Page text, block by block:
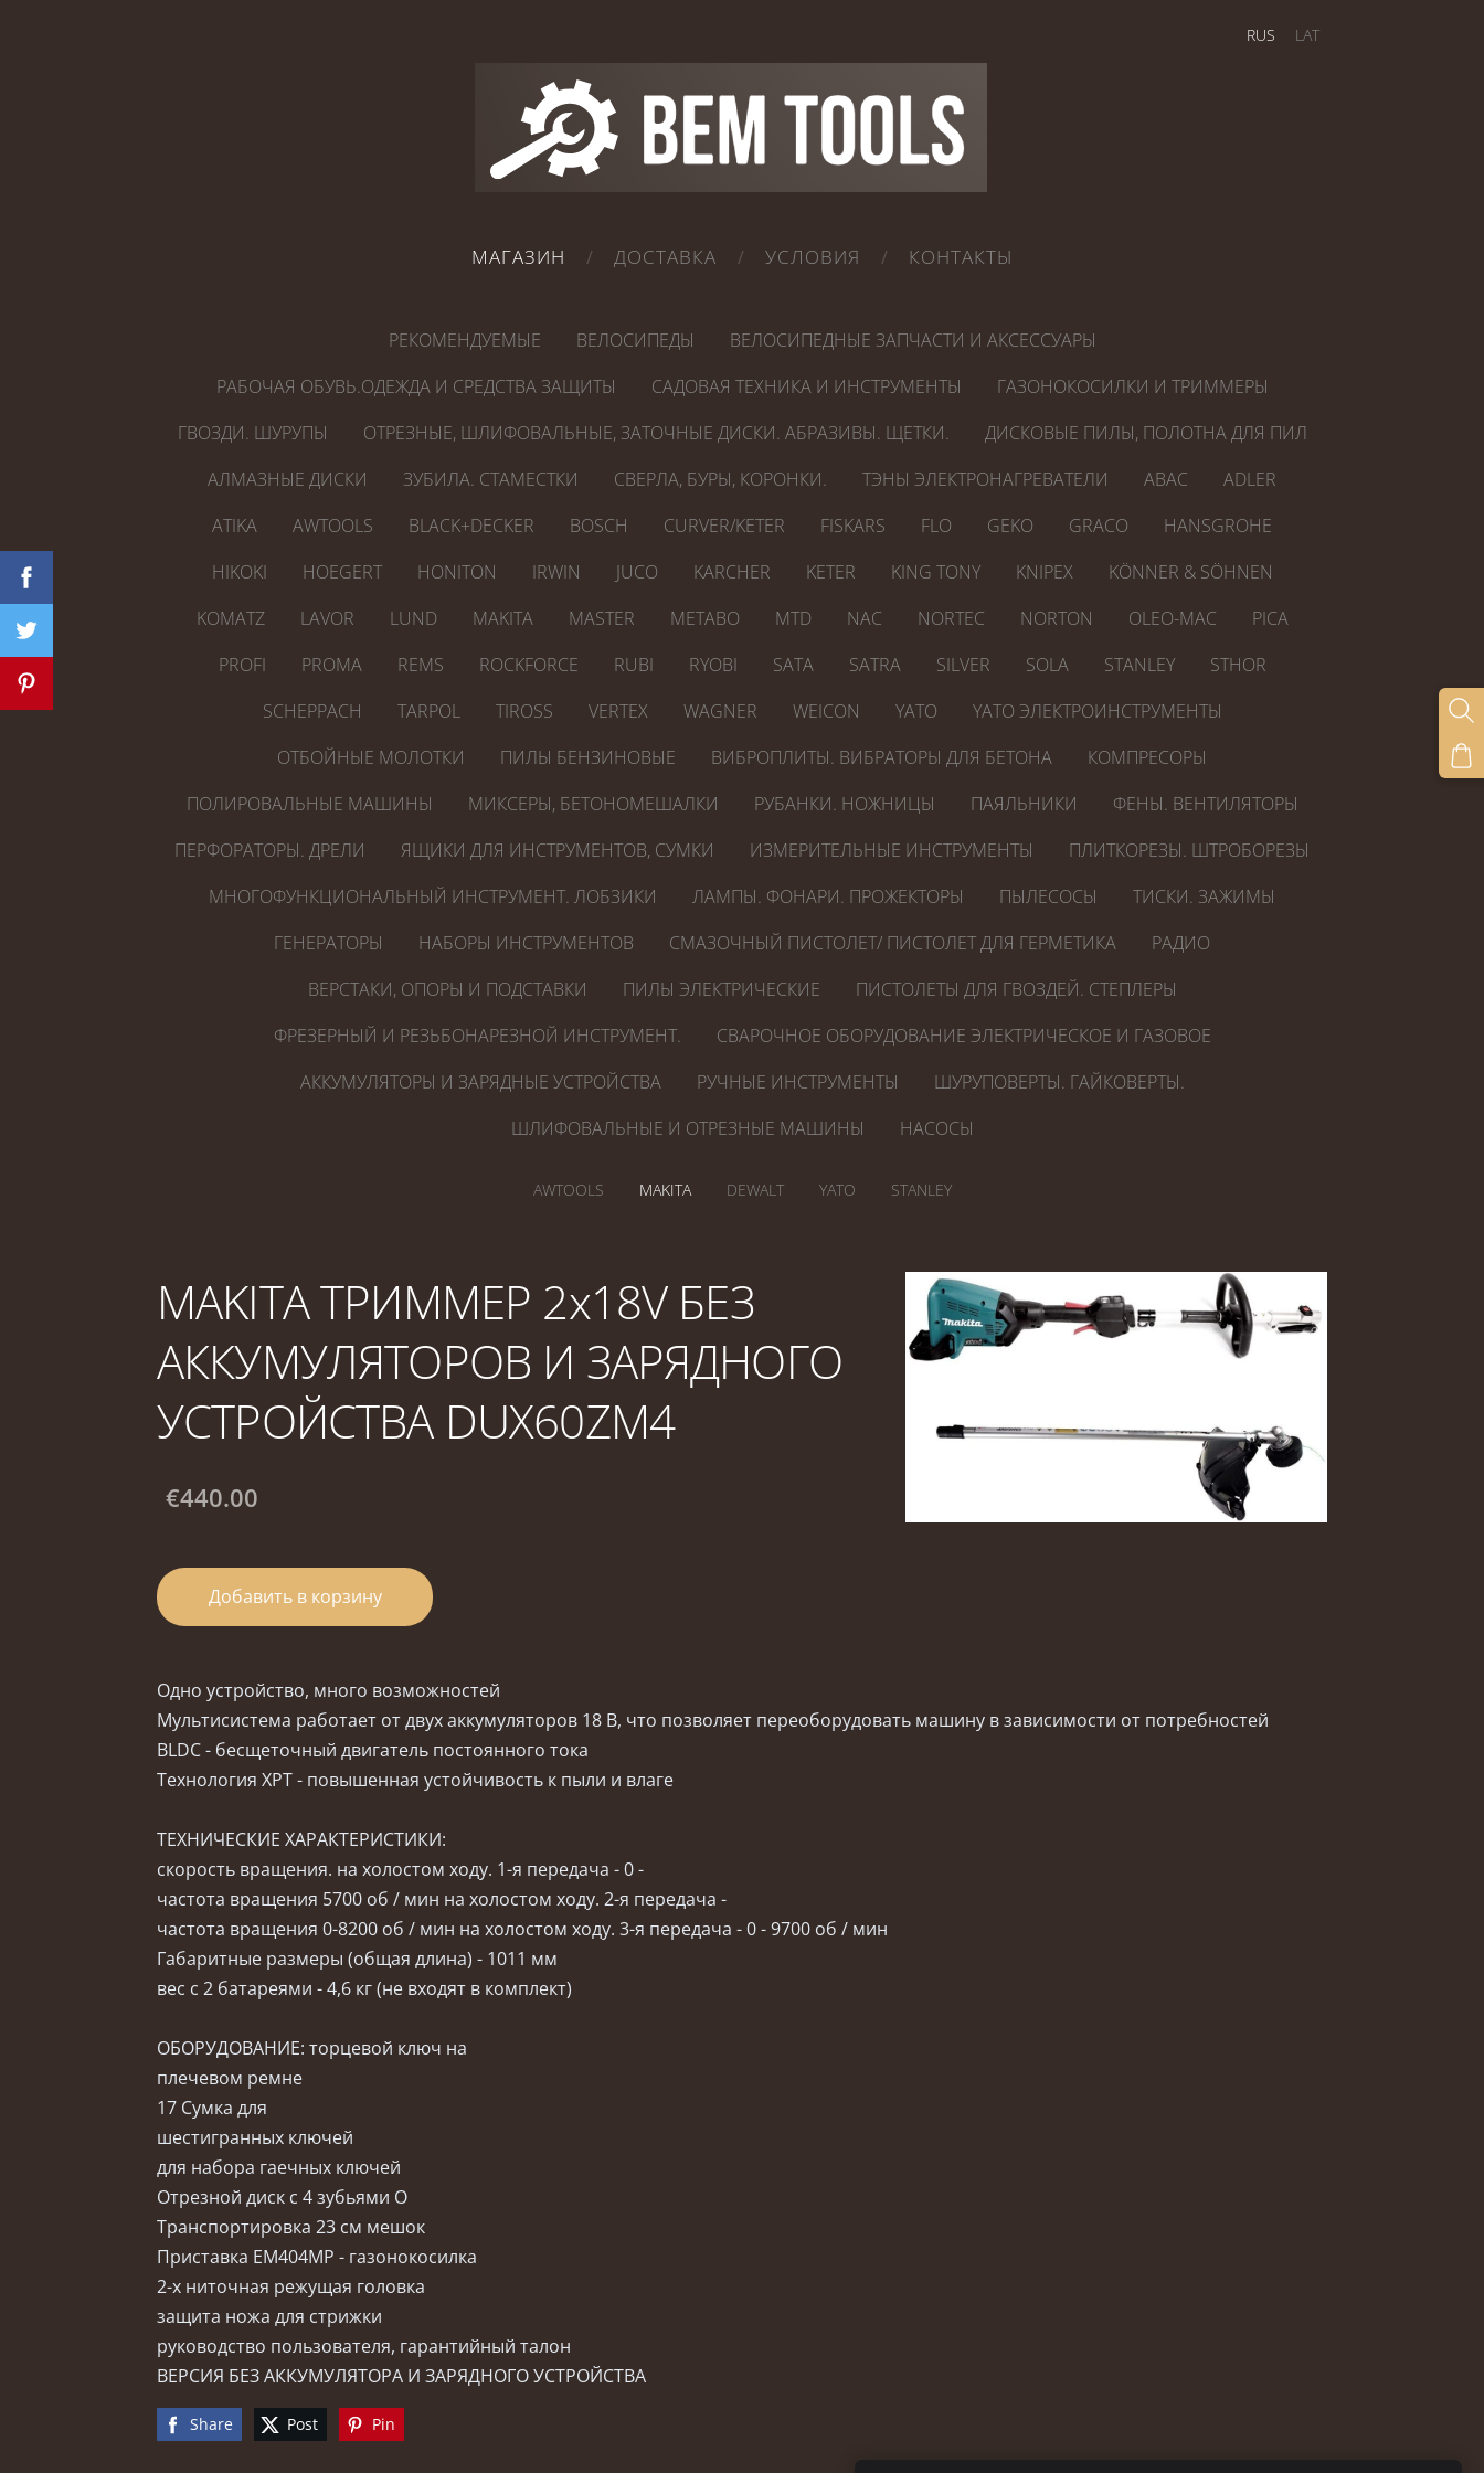
МАГАЗИН ДОСТАВКА УСЛОВИЯ КОНТАКТЫ
RUS LAT
РЕКОМЕНДУЕМЫЕ ВЕЛОСИПЕДЫ
ВЕЛОСИПЕДНЫЕ ЗАПЧАСТИ И АКСЕССУАРЫ
РАБОЧАЯ ОБУВЬ.ОДЕЖДА И СРЕДСТВА ЗАЩИТЫ
САДОВАЯ ТЕХНИКА И ИНСТРУМЕНТЫ
ГАЗОНОКОСИЛКИ И ТРИММЕРЫ
ГВОЗДИ. ШУРУПЫ
ОТРЕЗНЫЕ, ШЛИФОВАЛЬНЫЕ, ЗАТОЧНЫЕ ДИСКИ. АБРАЗИВЫ. ЩЕТКИ.
ДИСКОВЫЕ ПИЛЫ, ПОЛОТНА ДЛЯ ПИЛ
АЛМАЗНЫЕ ДИСКИ
ЗУБИЛА. СТАМЕСТКИ СВЕРЛА, БУРЫ, КОРОНКИ. ТЭНЫ ЭЛЕКТРОНАГРЕВАТЕЛИ ABAC
ADLER
ATIKA
AWTOOLS BLACK+DECKER BOSCH CURVER/KETER FISKARS FLO GEKO GRACO
HANSGROHE
HIKOKI
HOEGERT HONITON IRWIN JUCO KARCHER KETER KING TONY KNIPEX
KÖNNER & SÖHNEN
KOMATZ
LAVOR LUND MAKITA MASTER METABO MTD NAC NORTEC NORTON OLEO-MAC
PICA
PROFI
PROMA REMS ROCKFORCE RUBI RYOBI SATA SATRA SILVER SOLA STANLEY
STHOR
SCHEPPACH
TARPOL TIROSS VERTEX WAGNER WEICON YATO
YATO ЭЛЕКТРОИНСТРУМЕНТЫ
ОТБОЙНЫЕ МОЛОТКИ
ПИЛЫ БЕНЗИНОВЫЕ ВИБРОПЛИТЫ. ВИБРАТОРЫ ДЛЯ БЕТОНА
КОМПРЕСОРЫ
ПОЛИРОВАЛЬНЫЕ МАШИНЫ
МИКСЕРЫ, БЕТОНОМЕШАЛКИ РУБАНКИ. НОЖНИЦЫ ПАЯЛЬНИКИ
ФЕНЫ. ВЕНТИЛЯТОРЫ
ПЕРФОРАТОРЫ. ДРЕЛИ
ЯЩИКИ ДЛЯ ИНСТРУМЕНТОВ, СУМКИ ИЗМЕРИТЕЛЬНЫЕ ИНСТРУМЕНТЫ
ПЛИТКОРЕЗЫ. ШТРОБОРЕЗЫ
МНОГОФУНКЦИОНАЛЬНЫЙ ИНСТРУМЕНТ. ЛОБЗИКИ
ЛАМПЫ. ФОНАРИ. ПРОЖЕКТОРЫ ПЫЛЕСОСЫ
ТИСКИ. ЗАЖИМЫ
ГЕНЕРАТОРЫ
НАБОРЫ ИНСТРУМЕНТОВ СМАЗОЧНЫЙ ПИСТОЛЕТ/ ПИСТОЛЕТ ДЛЯ ГЕРМЕТИКА
РАДИО
ВЕРСТАКИ, ОПОРЫ И ПОДСТАВКИ
ПИЛЫ ЭЛЕКТРИЧЕСКИЕ
ПИСТОЛЕТЫ ДЛЯ ГВОЗДЕЙ. СТЕПЛЕРЫ
ФРЕЗЕРНЫЙ И РЕЗЬБОНАРЕЗНОЙ ИНСТРУМЕНТ.
СВАРОЧНОЕ ОБОРУДОВАНИЕ ЭЛЕКТРИЧЕСКОЕ И ГАЗОВОЕ
АККУМУЛЯТОРЫ И ЗАРЯДНЫЕ УСТРОЙСТВА
РУЧНЫЕ ИНСТРУМЕНТЫ
ШУРУПОВЕРТЫ. ГАЙКОВЕРТЫ.
ШЛИФОВАЛЬНЫЕ И ОТРЕЗНЫЕ МАШИНЫ
НАСОСЫ
AWTOOLS MAKITA DEWALT YATO STANLEY
MAKITA ТРИММЕР 2x18V БЕЗ
АККУМУЛЯТОРОВ И ЗАРЯДНОГО
УСТРОЙСТВА DUX60ZM4
€440.00
Добавить в корзину
Одно устройство, много возможностей
Мультисистема работает от двух аккумуляторов 18 В, что позволяет переоборудовать машину в зависимости от потребностей
BLDC - бесщеточный двигатель постоянного тока
Технология XPT - повышенная устойчивость к пыли и влаге
ТЕХНИЧЕСКИЕ ХАРАКТЕРИСТИКИ:
скорость вращения. на холостом ходу. 1-я передача - 0 -
частота вращения 5700 об / мин на холостом ходу. 2-я передача -
частота вращения 0-8200 об / мин на холостом ходу. 3-я передача - 0 - 9700 об / мин
Габаритные размеры (общая длина) - 1011 мм
вес с 2 батареями - 4,6 кг (не входят в комплект)
ОБОРУДОВАНИЕ: торцевой ключ на
плечевом ремне
17 Сумка для
шестигранных ключей
для набора гаечных ключей
Отрезной диск с 4 зубьями O
Транспортировка 23 см мешок
Приставка EM404MP - газонокосилка
2-х ниточная режущая головка
защита ножа для стрижки
руководство пользователя, гарантийный талон
ВЕРСИЯ БЕЗ АККУМУЛЯТОРА И ЗАРЯДНОГО УСТРОЙСТВА
Share Post Pin